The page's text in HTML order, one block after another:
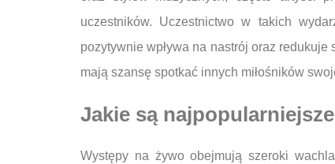
uczestników. Uczestnictwo w takich
pozytywnie wpływa na nastrój oraz
mają szansę spotkać innych miłośników
Jakie są
Występy na żywo obejmują szeroki